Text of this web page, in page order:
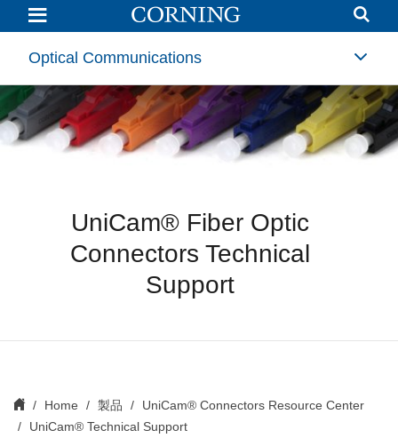
UniCam®
Technical
Support
Optical Communications
UniCam® Fiber Optic
Connectors Technical
Support
Home 製品
UniCam® Connectors Resource Center
UniCam® Technical Support